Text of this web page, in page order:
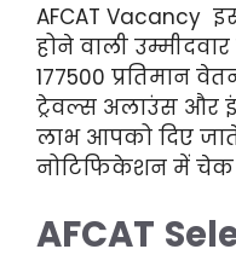
AFCAT Vacancy
होने वाली
177500 प्रतिमान
ट्रेवल्स अलाउंस और
लाभ आपको दिए
नोटिफिकेशन में
AFCAT